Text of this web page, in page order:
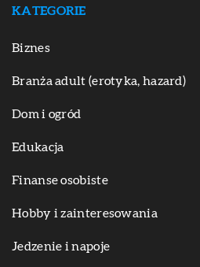
KATEGORIE
Biznes
Branża adult (erotyka, hazard)
Dom i ogród
Edukacja
Finanse osobiste
Hobby i zainteresowania
Jedzenie i napoje